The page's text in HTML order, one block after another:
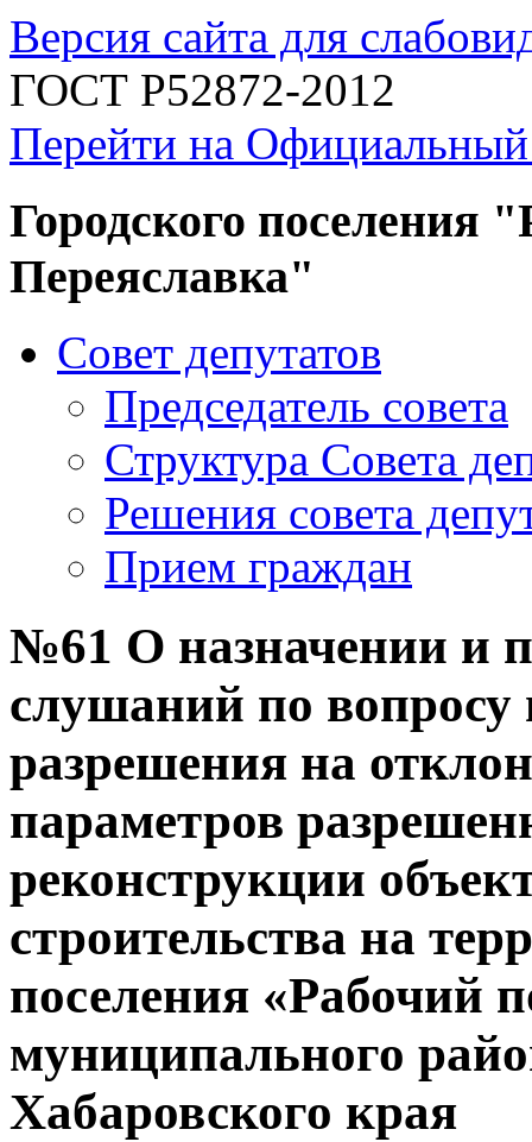
Версия сайта для
ГОСТ Р52872-2012
Перейти на
Городского поселения
Переяславка"
Совет депутатов
Председатель совета
Структура Совета
Решения совета
Прием граждан
№61 О назначении и
слушаний по вопросу
разрешения на
параметров
реконструкции
строительства на
поселения «Рабочий
муниципального
Хабаровского края